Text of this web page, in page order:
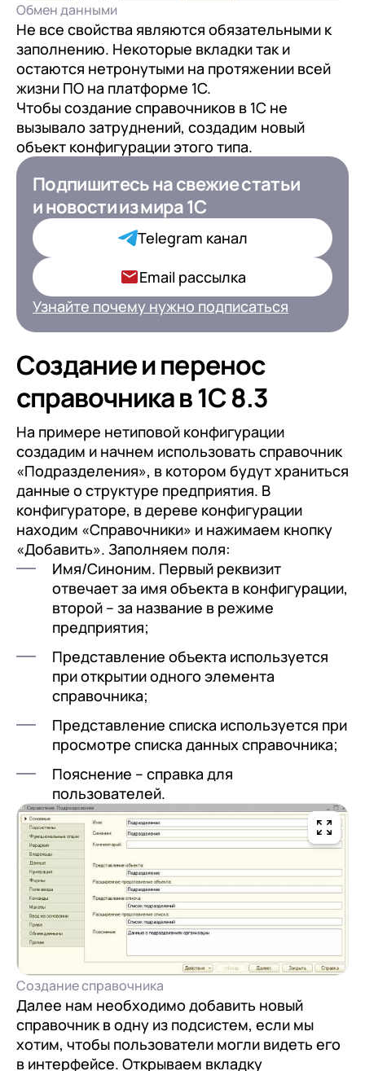
Обмен данными
Не все свойства являются обязательными к
заполнению. Некоторые вкладки так и
остаются нетронутыми на протяжении всей
жизни ПО на платформе 1С.
Чтобы создание справочников в 1С не
вызывало затруднений, создадим новый
объект конфигурации этого типа.
Подпишитесь на свежие статьи
и новостииз мира 1С
Telegram канал
Email рассылка
Узнайте почему нужно подписаться
Подпишитесь на свежие статьи
и новостииз мира 1С для ИТ-
Директоров
Подписаться
на обработку персональных
данных
Создание и перенос
справочника в 1С 8.3
На примере нетиповой конфигурации
создадим и начнем использовать справочник
«Подразделения», в котором будут храниться
данные о структуре предприятия. В
конфигураторе, в дереве конфигурации
находим «Справочники» и нажимаем кнопку
«Добавить». Заполняем поля:
Имя/Синоним. Первый реквизит
отвечает за имя объекта в конфигурации,
второй – за название в режиме
предприятия;
Представление объекта используется
при открытии одного элемента
справочника;
Представление списка используется при
просмотре списка данных справочника;
Пояснение – справка для
пользователей.
Создание справочника
Далее нам необходимо добавить новый
справочник в одну из подсистем, если мы
хотим, чтобы пользователи могли видеть его
в интерфейсе. Открываем вкладку